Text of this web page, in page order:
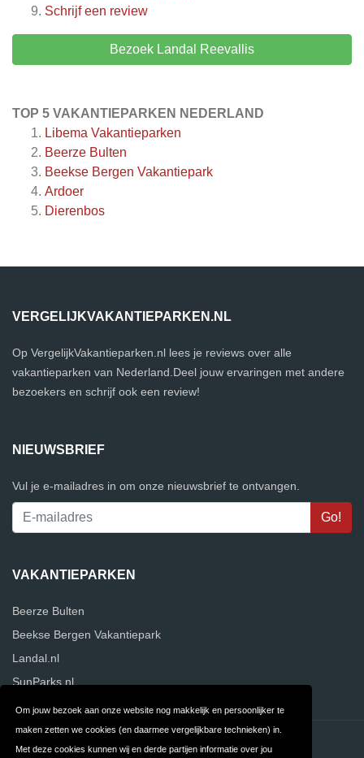
Om jouw bezoek aan onze website nog makkelijk en persoonlijker te
maken zetten we cookies (en daarmee vergelijkbare technieken) in.
Met deze cookies kunnen wij en derde partijen informatie over jou
Schrijf een review
Bezoek Landal Reevallis
TOP 5 VAKANTIEPARKEN NEDERLAND
Libema Vakantieparken
Beerze Bulten
Beekse Bergen Vakantiepark
Ardoer
Dierenbos
VERGELIJKVAKANTIEPARKEN.NL
Op VergelijkVakantieparken.nl lees je reviews over alle
vakantieparken van Nederland.Deel jouw ervaringen met andere
bezoekers en schrijf ook een review!
NIEUWSBRIEF
Vul je e-mailadres in om onze nieuwsbrief te ontvangen.
VAKANTIEPARKEN
Beerze Bulten
Beekse Bergen Vakantiepark
Landal.nl
SunParks.nl
Contact Privacy